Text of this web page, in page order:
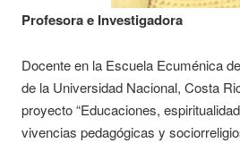
Profesora e Investigadora
Docente en la Escuela Ecuménica
de la Universidad Nacional, Costa
proyecto “Educaciones,
vivencias pedagógicas y